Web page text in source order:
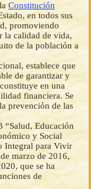
Constitución
en todos sus
promoviendo
la calidad de vida,
de la población a
establece que
de garantizar y
en una
financiera. Se
prevención de las
“Salud, Educación
y Social
Integral para Vivir
marzo de 2016,
que se ha
de